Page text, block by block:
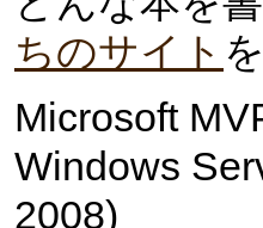
ちのサイト
Microsoft
Windows
2008)